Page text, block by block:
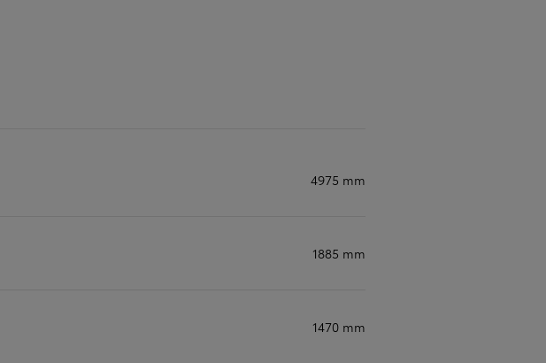
4975 mm
1885 mm
1470 mm